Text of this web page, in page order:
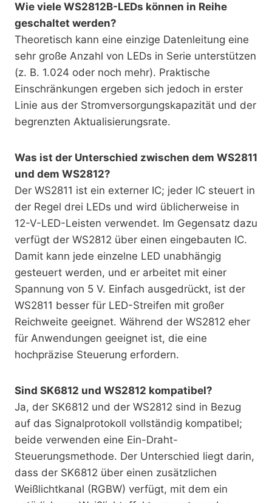
Wie viele WS2812B-LEDs können in Reihe
geschaltet werden?
Theoretisch kann eine einzige Datenleitung eine
sehr große Anzahl von LEDs in Serie unterstützen
(z. B. 1.024 oder noch mehr). Praktische
Einschränkungen ergeben sich jedoch in erster
Linie aus der Stromversorgungskapazität und der
begrenzten Aktualisierungsrate.
Was ist der Unterschied zwischen dem WS2811
und dem WS2812?
Der WS2811 ist ein externer IC; jeder IC steuert in
der Regel drei LEDs und wird üblicherweise in
12-V-LED-Leisten verwendet. Im Gegensatz dazu
verfügt der WS2812 über einen eingebauten IC.
Damit kann jede einzelne LED unabhängig
gesteuert werden, und er arbeitet mit einer
Spannung von 5 V. Einfach ausgedrückt, ist der
WS2811 besser für LED-Streifen mit großer
Reichweite geeignet. Während der WS2812 eher
für Anwendungen geeignet ist, die eine
hochpräzise Steuerung erfordern.
Sind SK6812 und WS2812 kompatibel?
Ja, der SK6812 und der WS2812 sind in Bezug
auf das Signalprotokoll vollständig kompatibel;
beide verwenden eine Ein-Draht-
Steuerungsmethode. Der Unterschied liegt darin,
dass der SK6812 über einen zusätzlichen
Weißlichtkanal (RGBW) verfügt, mit dem ein